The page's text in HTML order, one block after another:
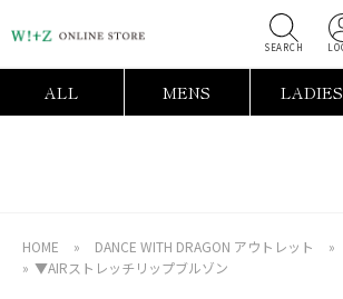
ALL MENS LADIES
HOME » DANCE WITH DRAGON アウトレット »
» ▼AIRストレッチリップブルゾン